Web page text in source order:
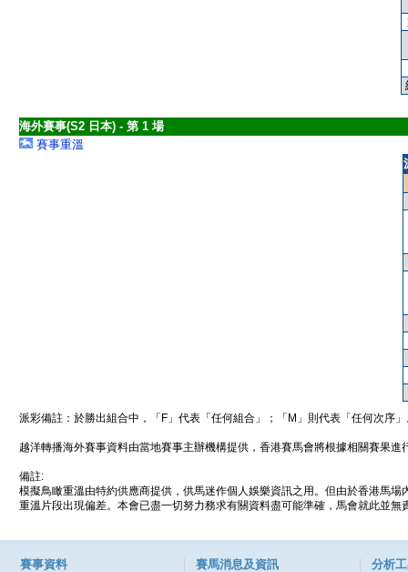
海外賽事(S2 日本) - 第 1 場
賽事重溫
派彩備註：於勝出組合中，「F」代表「任何組合」；「M」則代表「任何次序
越洋轉播海外賽事資料由當地賽事主辦機構提供，香港賽馬會將根據相關賽果進
備註:
模擬鳥瞰重溫由特約供應商提供，供馬迷作個人娛樂資訊之用。但由於香港馬
重溫片段出現偏差。本會已盡一切努力務求有關資料盡可能準確，馬會就此並
賽事資料 賽馬消息及資訊 分析